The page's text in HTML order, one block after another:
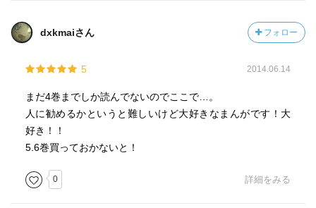
dxkmaiさん フォロー
5 2014.06.14
まだ4巻までしか読んでないのでここで…。
人に勧めるかというと難しいけど大好きなまんがです！大
好き！！
5.6巻買っておかないと！
0 詳細をみる